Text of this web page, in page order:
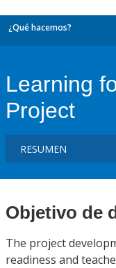
¿Qué hacemos?
Learning
Project
Objetivo de
The project
readiness and